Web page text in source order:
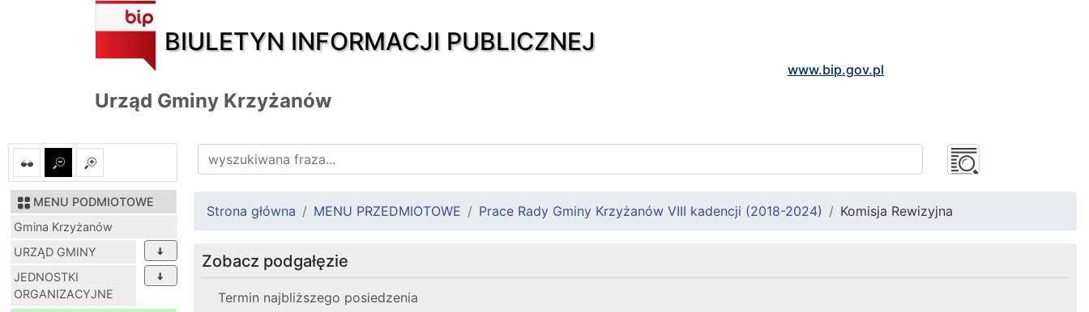
BIULETYN INFORMACJI PUBLICZNEJ
www.bip.gov.pl
Urząd Gminy Krzyżanów
MENU PODMIOTOWE
Gmina Krzyżanów
URZĄD GMINY
JEDNOSTKI
ORGANIZACYJNE
Strona główna MENU PRZEDMIOTOWE Prace Rady Gminy Krzyżanów VIII kadencji (2018-2024) Komisja Rewizyjna
Zobacz podgałęzie
Termin najbliższego posiedzenia